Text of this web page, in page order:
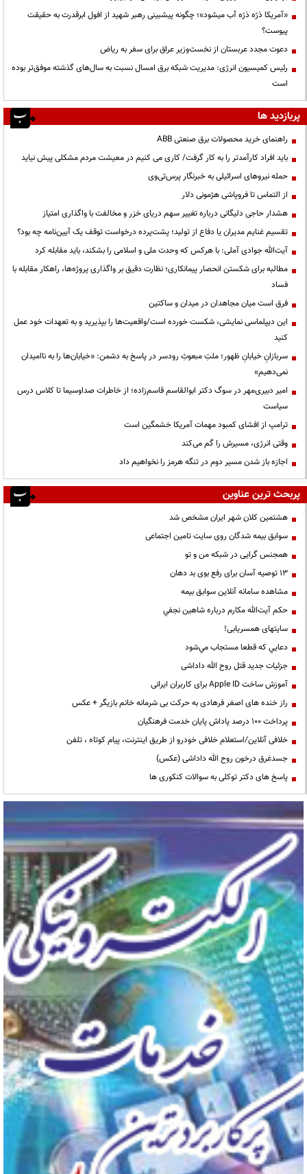
«آمریکا ذرّه ذرّه آب میشود»؛ چگونه پیشبینی رهبر شهید از افول ابرقدرت به حقیقت
پیوست؟
دعوت مجدد عربستان از نخست‌وزیر عراق برای سفر به ریاض
رئیس کمیسیون انرژی: مدیریت شبکه برق امسال نسبت به سال‌های گذشته موفق‌تر بوده
است
پربازدید ها
راهنمای خرید محصولات برق صنعتی ABB
باید افراد کارآمدتر را به کار گرفت/ کاری می کنیم در معیشت مردم مشکلی پیش نیاید
حمله نیروهای اسرائیلی به خبرنگار پرس‌تی‌وی
از التماس تا فروپاشی هژمونی دلار
هشدار حاجی دلیگانی درباره تغییر سهم دریای خزر و مخالفت با واگذاری امتیاز
تقسیم غنایم مدیران یا دفاع از تولید؛ پشت‌پرده درخواست توقف یک آیین‌نامه چه بود؟
آیت‌الله جوادی آملی: با هرکس که وحدت ملی و اسلامی را بشکند، باید مقابله کرد
مطالبه برای شکستن انحصار پیمانکاری؛ نظارت دقیق بر واگذاری پروژه‌ها، راهکار مقابله با
فساد
فرق است میان مجاهدان در میدان و ساکتین
این دیپلماسی نمایشی، شکست خورده است/واقعیت‌ها را بپذیرید و به تعهدات خود عمل
کنید
سربازانِ خیابانِ ظهور؛ ملتِ مبعوثِ رودسر در پاسخ به دشمن: «خیابان‌ها را به ناامیدان
نمی‌دهیم»
امیر دبیری‌مهر در سوگ دکتر ابوالقاسم قاسم‌زاده؛ از خاطرات صداوسیما تا کلاس درس
سیاست
ترامپ از افشای کمبود مهمات آمریکا خشمگین است
وقتی انرژی، مسیرش را گم می‌کند
اجازه باز شدن مسیر دوم در تنگه هرمز را نخواهیم داد
پربحث ترین عناوین
هشتمین کلان شهر ایران مشخص شد
سوابق بیمه شدگان روی سایت تامین اجتماعی
همجنس گرایی در شبکه من و تو
13 توصیه آسان برای رفع بوی بد دهان
مشاهده سامانه آنلاين سوابق بیمه
حكم آيت‌الله مكارم درباره شاهين نجفي
سایتهای همسریابی!
دعايي كه قطعا مستجاب مي‌شود
جزئیات جدید قتل روح الله داداشی
آموزش ساخت Apple ID برای کاربران ایرانی
راز خنده های اصغر فرهادی به حرکت بی شرمانه خانم بازیگر + عکس
پرداخت ۱۰۰ درصد پاداش پایان خدمت فرهنگیان
خلافی آنلاین/استعلام خلافی خودرو از طریق اینترنت، پیام کوتاه ، تلفن
جسدغرق درخون روح الله داداشی (عکس)
پاسخ های دکتر توکلی به سوالات کنکوری ها